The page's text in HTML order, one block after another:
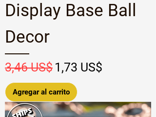
Display Base Ball
Decor
Precio
3,46 US$ Precio de oferta
1,73 US$
Agregar al carrito